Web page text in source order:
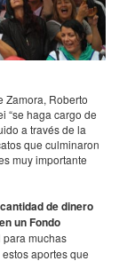
Zamora, Roberto
“se haga cargo de
a través de la
que culminaron
muy importante
de dinero
un Fondo
para muchas
aportes que